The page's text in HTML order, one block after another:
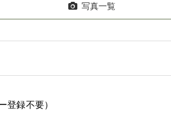
写真一覧
登録不要）